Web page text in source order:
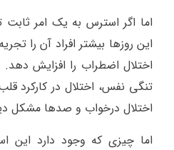
اما اگر استرس به یک امر ثابت
این روزها بیشتر افراد آن را
اختلال اضطراب را افزایش
تنگی نفس، اختلال در کارکرد
اختلال درخواب و صدها مشکل
اما چیزی که وجود دارد این